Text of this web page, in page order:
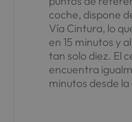
coche, dispone
Vía Cintura, lo
en 15 minutos y
tan solo diez. El
encuentra
minutos desde